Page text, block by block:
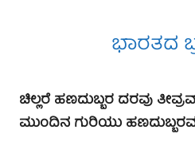
ಭಾರತದ
ಚಿಲ್ಲರೆ ಹಣದುಬ್ಬರ ದರವು
ಮುಂದಿನ ಗುರಿಯು